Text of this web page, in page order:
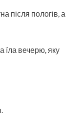
після пологів, а
їла вечерю, яку